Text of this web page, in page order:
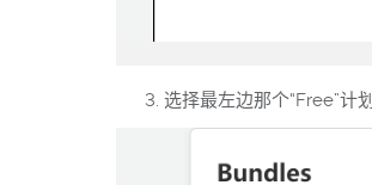
选择最左边那个“Free”计划